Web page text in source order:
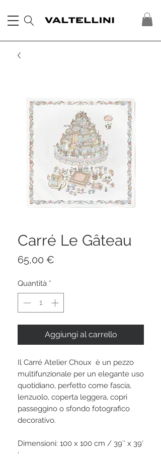
Carré Le Gâteau
65,00 €
Quantità *
Aggiungi al carrello
Il Carré Atelier Choux è un pezzo
multifunzionale per un elegante uso
quotidiano, perfetto come fascia,
lenzuolo, coperta leggera, copri
passeggino o sfondo fotografico
decorativo.
Dimensioni: 100 x 100 cm / 39′′ x 39′
′